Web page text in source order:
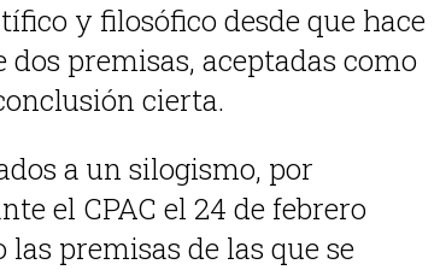
y filosófico desde que hace
premisas, aceptadas como
cierta.
a un silogismo, por
el CPAC el 24 de febrero
premisas de las que se